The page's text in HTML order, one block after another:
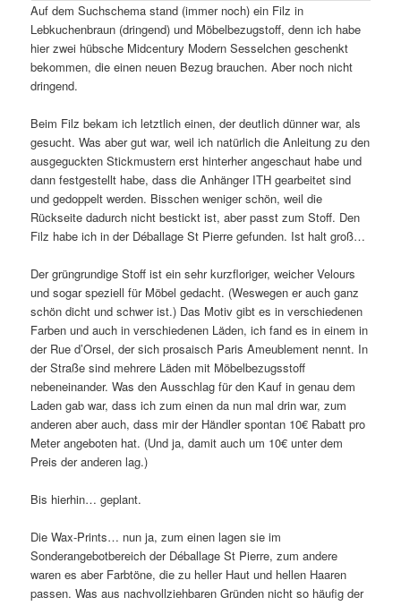
Auf dem Suchschema stand (immer noch) ein Filz in
Lebkuchenbraun (dringend) und Möbelbezugstoff, denn ich habe
hier zwei hübsche Midcentury Modern Sesselchen geschenkt
bekommen, die einen neuen Bezug brauchen. Aber noch nicht
dringend.
Beim Filz bekam ich letztlich einen, der deutlich dünner war, als
gesucht. Was aber gut war, weil ich natürlich die Anleitung zu den
ausgeguckten Stickmustern erst hinterher angeschaut habe und
dann festgestellt habe, dass die Anhänger ITH gearbeitet sind
und gedoppelt werden. Bisschen weniger schön, weil die
Rückseite dadurch nicht bestickt ist, aber passt zum Stoff. Den
Filz habe ich in der Déballage St Pierre gefunden. Ist halt groß…
Der grüngrundige Stoff ist ein sehr kurzfloriger, weicher Velours
und sogar speziell für Möbel gedacht. (Weswegen er auch ganz
schön dicht und schwer ist.) Das Motiv gibt es in verschiedenen
Farben und auch in verschiedenen Läden, ich fand es in einem in
der Rue d’Orsel, der sich prosaisch Paris Ameublement nennt. In
der Straße sind mehrere Läden mit Möbelbezugsstoff
nebeneinander. Was den Ausschlag für den Kauf in genau dem
Laden gab war, dass ich zum einen da nun mal drin war, zum
anderen aber auch, dass mir der Händler spontan 10€ Rabatt pro
Meter angeboten hat. (Und ja, damit auch um 10€ unter dem
Preis der anderen lag.)
Bis hierhin… geplant.
Die Wax-Prints… nun ja, zum einen lagen sie im
Sonderangebotbereich der Déballage St Pierre, zum andere
waren es aber Farbtöne, die zu heller Haut und hellen Haaren
passen. Was aus nachvollziehbaren Gründen nicht so häufig der